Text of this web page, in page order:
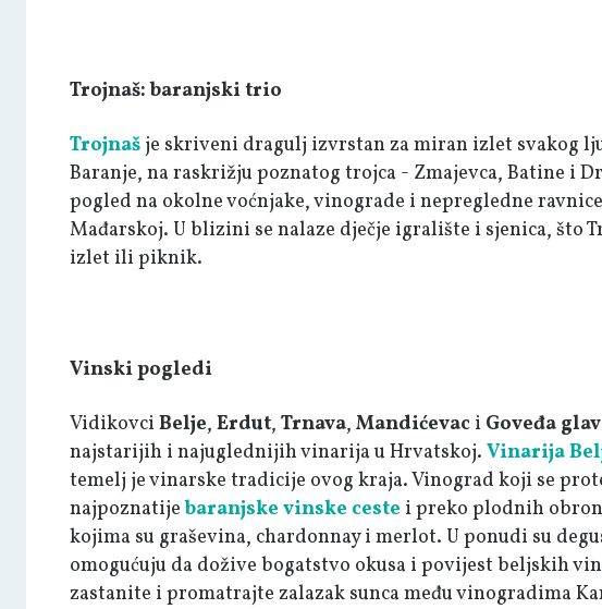
Trojnaš: baranjski trio
Trojnaš je skriveni dragulj izvrstan za miran izlet svakog
Baranje, na raskrižju poznatog trojca - Zmajevca, Batine i
pogled na okolne voćnjake, vinograde i nepregledne
Mađarskoj. U blizini se nalaze dječje igralište i sjenica, što
izlet ili piknik.
Vinski pogledi
Vidikovci Belje, Erdut, Trnava, Mandićevac i Goveđa
najstarijih i najuglednijih vinarija u Hrvatskoj. Vinarija
temelj je vinarske tradicije ovog kraja. Vinograd koji se
najpoznatijebaranjske vinske ceste i preko plodnih
kojima su graševina, chardonnay i merlot. U ponudi su
omogućuju da dožive bogatstvo okusa i povijest beljskih
zastanite i promatrajte zalazak sunca među vinogradima